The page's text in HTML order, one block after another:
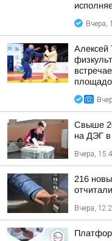
Вчера,
Алексей
Свыше
на ДЭГ в
Вчера,
216
Вчера,